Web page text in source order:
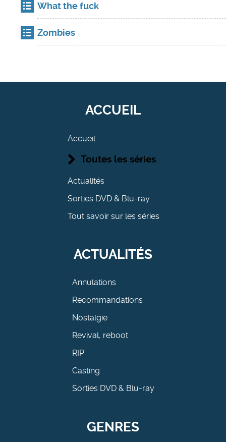
What the fuck
Zombies
ACCUEIL
Accueil
Toutes les séries
Actualités
Sorties DVD & Blu-ray
Tout savoir sur les séries
ACTUALITÉS
Annulations
Recommandations
Nostalgie
Revival, reboot
RIP
Casting
Sorties DVD & Blu-ray
GENRES